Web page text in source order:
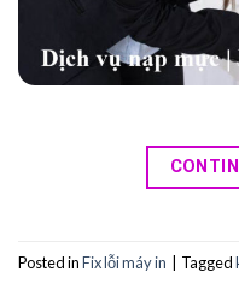
Posted inFix lỗi máy in Tagged